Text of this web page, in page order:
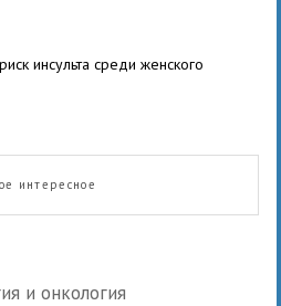
инсульта среди женского
интересное
и онкология